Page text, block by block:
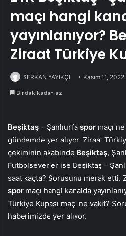
maçı hangi
yayınlanıyor?
Ziraat Türkiye
SERKAN YAYIKÇI Kasım 11, 2022
Bir dakikadan az
Beşiktaş – Şanlıurfa spor maçı
gündemde yer alıyor. Ziraat
çekiminin akabinde Beşiktaş,
Futbolseverler ise Beşiktaş –
saat kaçta? Sorusunu merak etti.
spor maçı hangi kanalda
Türkiye Kupası maçı ne vakit?
haberimizde yer alıyor.